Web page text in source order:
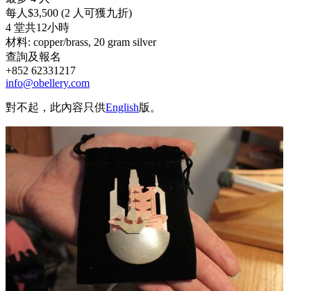
每人$3,500 (2 人可獲九折)
4 堂共12小時
材料: copper/brass, 20 gram silver
查詢及報名
+852 62331217
info@obellery.com
對不起，此內容只供English版。